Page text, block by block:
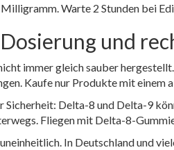
Warte 2 Stunden bei
und
immer gleich sauber
Kaufe nur Produkte mit
Delta-8 und Delta-9
Fliegen mit Delta-8-
In Deutschland und